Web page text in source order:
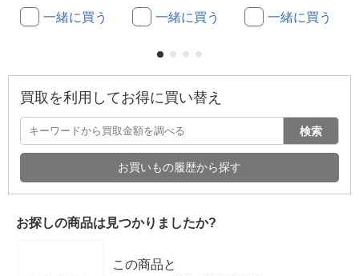
一緒に買う 一緒に買う 一緒に買う
買取を利用してお得に買い替え
検索
お買いもの履歴から探す
お探しの商品は見つかりましたか?
この商品と